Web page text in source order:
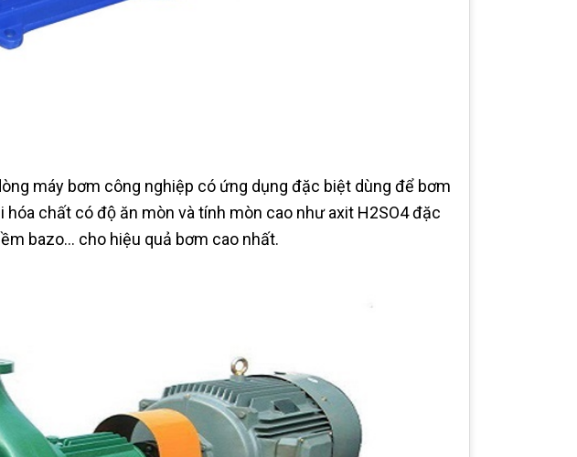
máy bơm công nghiệp có ứng dụng đặc biệt dùng để bơm
chất có độ ăn mòn và tính mòn cao như axit H2SO4 đặc
bazo… cho hiệu quả bơm cao nhất.